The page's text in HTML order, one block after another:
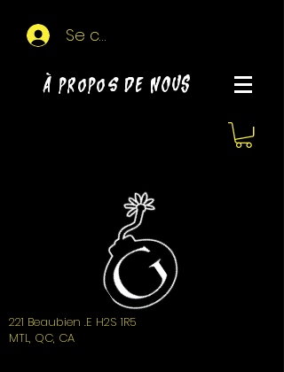
Se connecter
À propos de NOUS
221 Beaubien .E H2S 1R5
MTL, QC, CA